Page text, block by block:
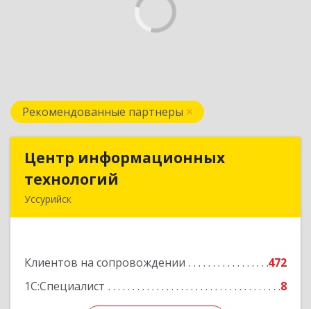
Рекомендованные партнеры
Центр информационных
технологий
Уссурийск
Клиентов на сопровождении
472
1С:Специалист
8
Центр информационных
Подробнее